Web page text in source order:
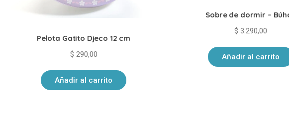
Pelota Gatito Djeco 12 cm
$ 290,00
Añadir al carrito
Sobre de dormir –
$ 3.290,00
Añadir al carrito